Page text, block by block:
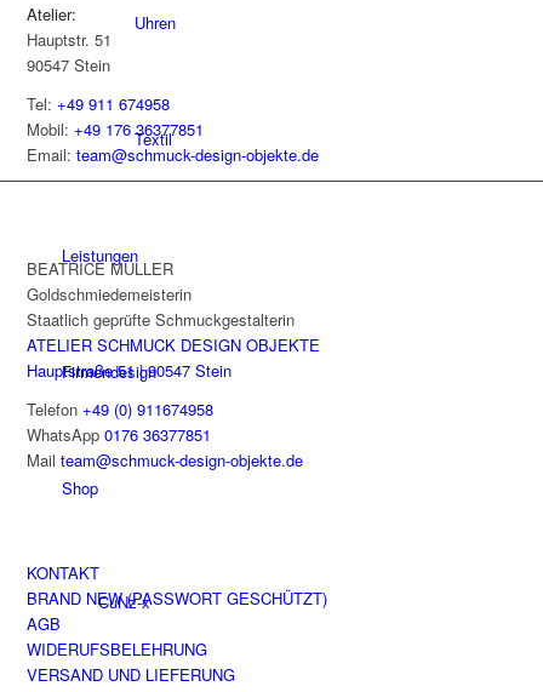
Uhren
Textil
Leistungen
Firmendesign
Shop
CuNz-x
Atelier:
Hauptstr. 51
90547 Stein
Tel:+49 911 674958
Mobil:+49 176 36377851
Email:team@schmuck-design-objekte.de
BEATRICE MÜLLER
Goldschmiedemeisterin
Staatlich geprüfte Schmuckgestalterin
ATELIER SCHMUCK DESIGN OBJEKTE
Hauptstraße 51 | 90547 Stein
Telefon+49 (0) 911674958
WhatsApp0176 36377851
Mailteam@schmuck-design-objekte.de
KONTAKT
BRAND NEW (PASSWORT GESCHÜTZT)
AGB
WIDERUFSBELEHRUNG
VERSAND UND LIEFERUNG